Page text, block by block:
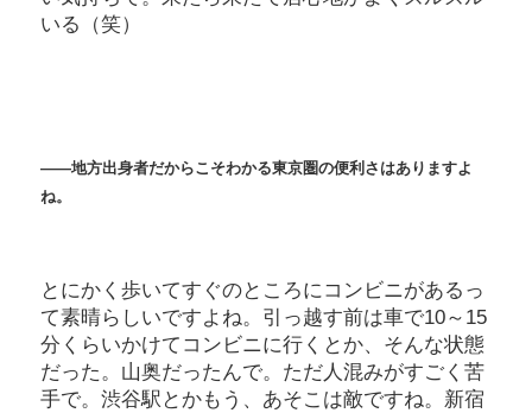
いる（笑）
――地方出身者だからこそわかる東京圏の便利さはありますよ
ね。
とにかく歩いてすぐのところにコンビニがあるっ
て素晴らしいですよね。引っ越す前は車で10～15
分くらいかけてコンビニに行くとか、そんな状態
だった。山奥だったんで。ただ人混みがすごく苦
手で。渋谷駅とかもう、あそこは敵ですね。新宿